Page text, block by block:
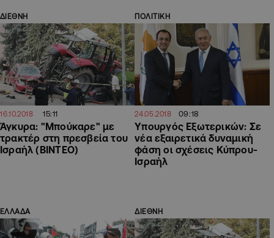
ΔΙΕΘΝΗ
16.10.2018 15:11
Άγκυρα: "Μπούκαρε" με
τρακτέρ στη πρεσβεία του
Ισραήλ (ΒΙΝΤΕΟ)
ΠΟΛΙΤΙΚΗ
24.05.2018 09:18
Yπουργός Εξωτερικών: Σε
νέα εξαιρετικά δυναμική
φάση οι σχέσεις Κύπρου-
Ισραήλ
ΕΛΛΑΔΑ ΔΙΕΘΝΗ